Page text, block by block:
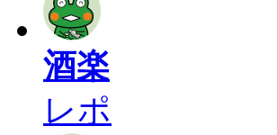
酒楽
レポ